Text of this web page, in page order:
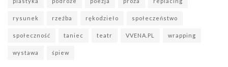
rysunek rzeźba rękodzieło społeczeństwo
społeczność taniec teatr VVENA.PL wrapping
wystawa śpiew